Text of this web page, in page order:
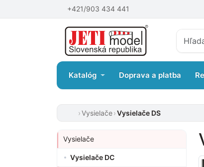
+421/903 434 441
Katalóg Doprava a platba
Vysielače Vysielače DS
Vysielače
Vysielače DC